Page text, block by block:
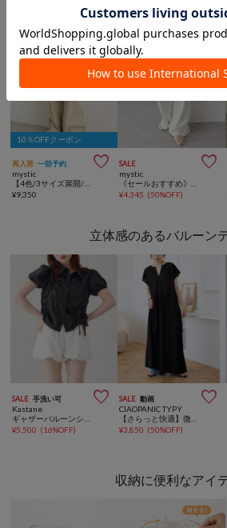
10％OFFクーポン
再入荷 一部予約 
mystic
¥9,350
SALE 
mystic
¥4,345 (50%OFF)
立体感のあるバルーン
SALE 手洗い可 
Kastane
¥5,500 (16%OFF)
SALE 動画 
CIAOPANIC TYPY
¥3,850 (50%OFF)
収納に便利なアイ